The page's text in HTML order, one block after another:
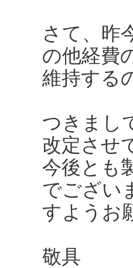
さて、昨
の他経費
維持する
つきまし
改定させ
今後とも
でござい
すようお
敬具